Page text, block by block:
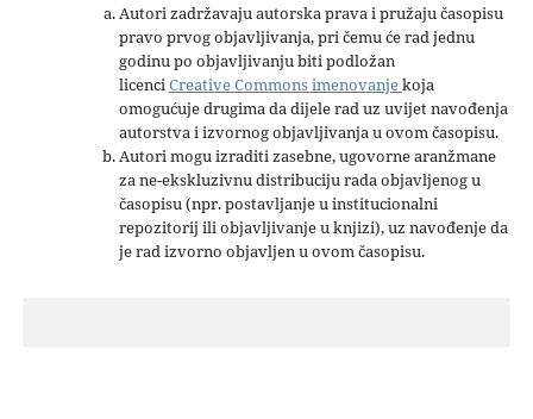
Autori zadržavaju autorska prava i pružaju časopisu
pravo prvog objavljivanja, pri čemu će rad jednu
godinu po objavljivanju biti podložan
licenciCreative Commons imenovanjekoja
omogućuje drugima da dijele rad uz uvijet navođenja
autorstva i izvornog objavljivanja u ovom časopisu.
Autori mogu izraditi zasebne, ugovorne aranžmane
za ne-ekskluzivnu distribuciju rada objavljenog u
časopisu (npr. postavljanje u institucionalni
repozitorij ili objavljivanje u knjizi), uz navođenje da
je rad izvorno objavljen u ovom časopisu.